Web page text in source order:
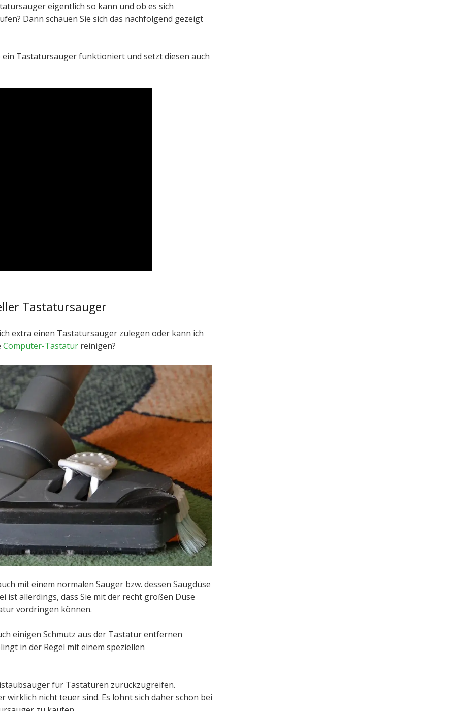
eigentlich so kann und ob es sich
Dann schauen Sie sich das nachfolgend gezeigt
Tastatursauger funktioniert und setzt diesen auch
Tastatursauger
extra einen Tastatursauger zulegen oder kann ich
Computer-Tastatur reinigen?
mit einem normalen Sauger bzw. dessen Saugdüse
ist allerdings, dass Sie mit der recht großen Düse
vordringen können.
einigen Schmutz aus der Tastatur entfernen
in der Regel mit einem speziellen
für Tastaturen zurückzugreifen.
wirklich nicht teuer sind. Es lohnt sich daher schon bei